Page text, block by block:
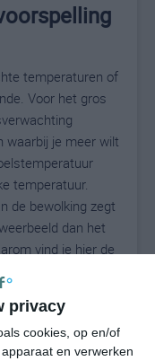
privacy
cookies, op en/of
en verwerken
temperaturen of
Voor het gros
waarbij je meer wilt
temperatuur.
de bewolking zegt
dan het
vind je hier de